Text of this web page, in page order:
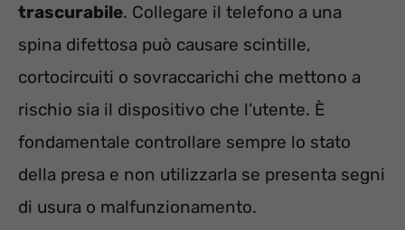
trascurabile. Collegare il telefono a una
spina difettosa può causare scintille,
cortocircuiti o sovraccarichi che mettono a
rischio sia il dispositivo che l’utente. È
fondamentale controllare sempre lo stato
della presa e non utilizzarla se presenta segni
di usura o malfunzionamento.